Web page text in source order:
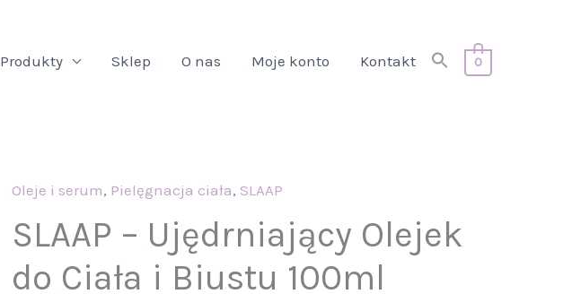
Produkty Sklep O nas Moje konto Kontakt
Search
Search Button
0
Oleje i serum, Pielęgnacja ciała, SLAAP
SLAAP – Ujędrniający Olejek
do Ciała i Biustu 100ml
Pierwotna
cena
wynosiła:
94,00 zł.
Aktualna
cena
wynosi:
89,00 zł.